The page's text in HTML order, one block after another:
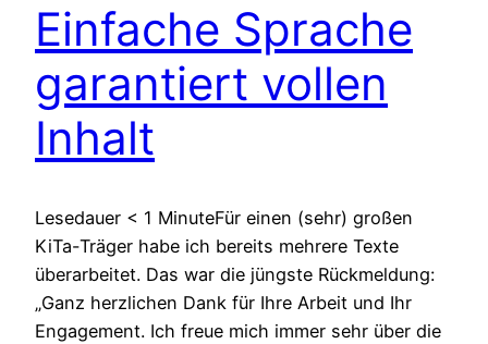
Einfache Sprache
garantiert vollen
Inhalt
Lesedauer < 1 MinuteFür einen (sehr) großen
KiTa-Träger habe ich bereits mehrere Texte
überarbeitet. Das war die jüngste Rückmeldung:
„Ganz herzlichen Dank für Ihre Arbeit und Ihr
Engagement. Ich freue mich immer sehr über die